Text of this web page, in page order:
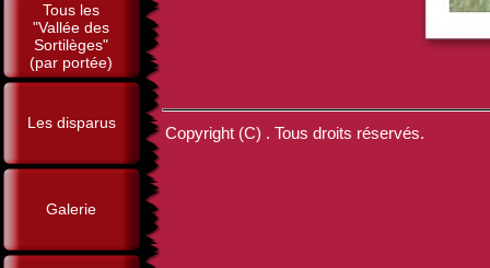
Tous les
"Vallée des
Sortilèges"
(par portée)
Les disparus
Galerie
Copyright (C) . Tous droits réservés.